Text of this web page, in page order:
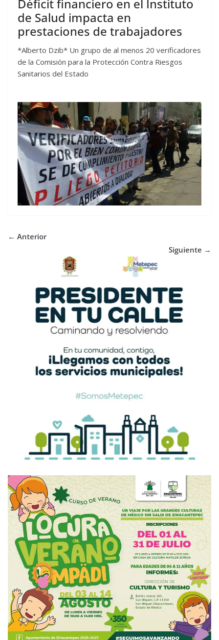
Déficit financiero en el Instituto
de Salud impacta en
prestaciones de trabajadores
*Alberto Dzib* Un grupo de al menos 20 verificadores
de la Comisión para la Protección Contra Riesgos
Sanitarios del Estado
← Anterior
Siguiente →